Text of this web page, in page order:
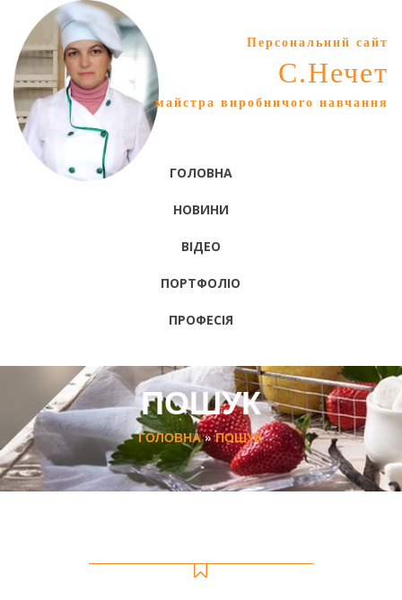
Персональний сайт
С.Нечет
майстра виробничого навчання
ГОЛОВНА
НОВИНИ
ВІДЕО
ПОРТФОЛІО
ПРОФЕСІЯ
ПОШУК
ГОЛОВНА»ПОШУК